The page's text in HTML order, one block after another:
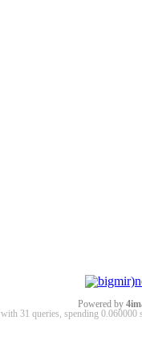
Powered by
with 31 queries, spending